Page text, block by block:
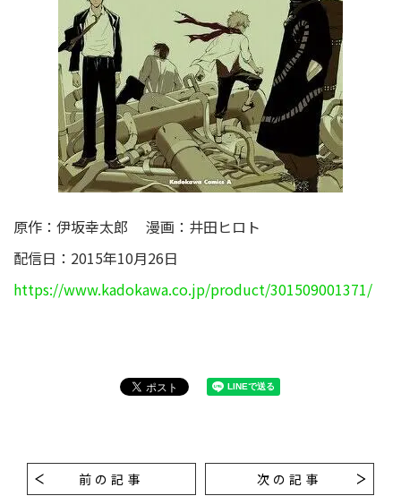
原作：伊坂幸太郎 漫画：井田ヒロト
配信日：2015年10月26日
https://www.kadokawa.co.jp/product/301509001371/
前の記事 次の記事